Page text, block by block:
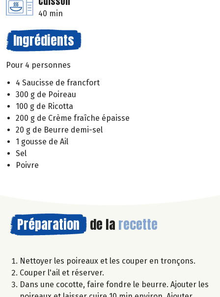
40 min
Ingrédients
Pour 4 personnes
4 Saucisse de francfort
300 g de Poireau
100 g de Ricotta
200 g de Crème fraîche épaisse
20 g de Beurre demi-sel
1 gousse de Ail
Sel
Poivre
Préparation de la recette
Nettoyer les poireaux et les couper en tronçons.
Couper l'ail et réserver.
Dans une cocotte, faire fondre le beurre. Ajouter les